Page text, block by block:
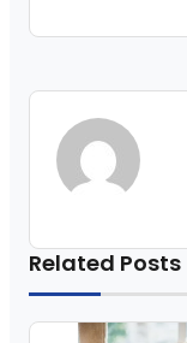
Related Posts